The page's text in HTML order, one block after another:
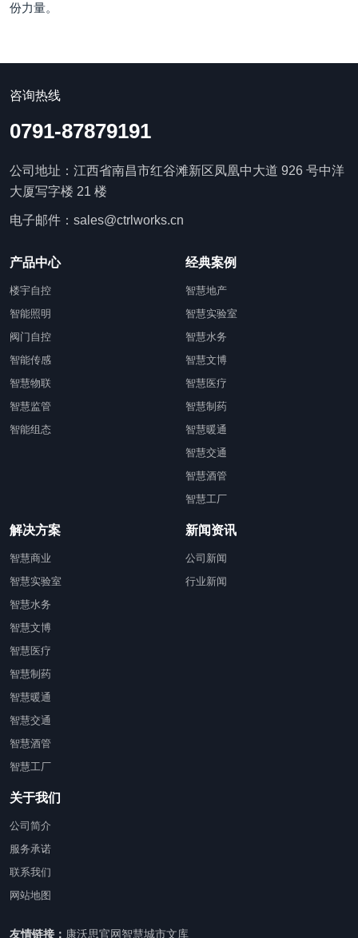
份力量。
咨询热线
0791-87879191
公司地址：江西省南昌市红谷滩新区凤凰中大道 926 号中洋
大厦写字楼 21 楼
电子邮件：sales@ctrlworks.cn
产品中心
楼宇自控
智能照明
阀门自控
智能传感
智慧物联
智慧监管
智能组态
经典案例
智慧地产
智慧实验室
智慧水务
智慧文博
智慧医疗
智慧制药
智慧暖通
智慧交通
智慧酒管
智慧工厂
解决方案
智慧商业
智慧实验室
智慧水务
智慧文博
智慧医疗
智慧制药
智慧暖通
智慧交通
智慧酒管
智慧工厂
新闻资讯
公司新闻
行业新闻
关于我们
公司简介
服务承诺
联系我们
网站地图
友情链接： 康沃思官网智慧城市文库